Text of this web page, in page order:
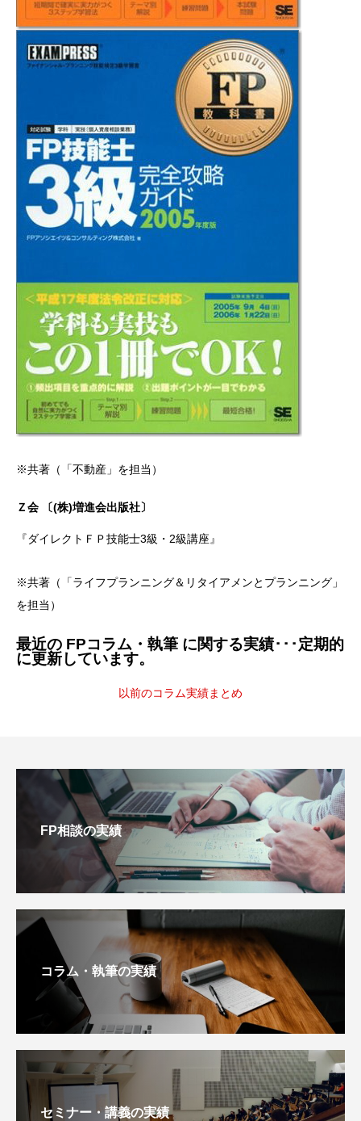
※共著（「不動産」を担当）
Ｚ会 〔(株)増進会出版社〕
『ダイレクトＦＰ技能士3級・2級講座』
※共著（「ライフプランニング＆リタイアメンとプランニング」
を担当）
最近の FPコラム・執筆 に関する実績･･･定期的
に更新しています。
以前のコラム実績まとめ
FP相談の実績
コラム・執筆の実績
セミナー・講義の実績